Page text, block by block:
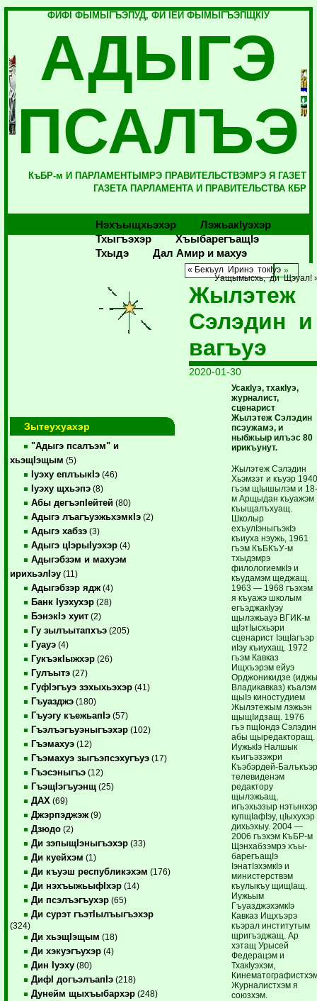
ФИФI ФЫМЫГЪЭПУД, ФИ IЕЙ ФЫМЫГЪЭПЩКIУ
АДЫГЭ
ПСАЛЪЭ
КъБР-м И ПАРЛАМЕНТЫМРЭ ПРАВИТЕЛЬСТВЭМРЭ Я ГАЗЕТ
ГАЗЕТА ПАРЛАМЕНТА И ПРАВИТЕЛЬСТВА КБР
Нэхъыщхьэхэр
Лэжьакlуэхэр
Тхыгъэхэр
Хъыбарегъащlэ
Тхыдэ
Дал Амир и махуэ
Зытеухуахэр
"Адыгэ псалъэм" и
хьэщIэщым (5)
Iуэху еплъыкIэ (46)
Iуэху щхьэпэ (8)
Абы дегъэпIейтей (80)
Адыгэ лъагъуэжьхэмкIэ (2)
Адыгэ хабзэ (3)
Адыгэ цIэрыIуэхэр (4)
Адыгэбзэм и махуэм
ирихьэлIэу (11)
Адыгэбзэр ядж (4)
Банк Iуэхухэр (28)
БэнэкIэ хуит (2)
Гу зылъытапхъэ (205)
Гуауэ (4)
ГукъэкIыжхэр (26)
Гулъытэ (27)
ГуфIэгъуэ зэхыхьэхэр (41)
Гъуазджэ (180)
Гъуэгу къежьапIэ (57)
Гъэлъэгъуэныгъэхэр (102)
Гъэмахуэ (12)
Гъэмахуэ зыгъэпсэхугъуэ (17)
Гъэсэныгъэ (12)
ГъэщIэгъуэнщ (25)
ДАХ (69)
Джэрпэджэж (9)
Дзюдо (2)
Ди зэпыщIэныгъэхэр (33)
Ди куейхэм (1)
Ди къуэш республикэхэм (176)
Ди нэхъыжьыфIхэр (14)
Ди псэлъэгъухэр (65)
Ди сурэт гъэтIылъыгъэхэр
(324)
Ди хьэщIэщым (18)
Ди хэкуэгъухэр (4)
Дин Iуэху (80)
ДифI догъэлъапIэ (218)
Дунейм щыхъыбархэр (248)
« Бекъул Иринэ токIуэ
Уащымысхь, ди Щэуал!
Жылэтеж
Сэлэдин и
вагъуэ
2020-01-30
УсакIуэ, тхакIуэ,
журналист,
сценарист
Жылэтеж Сэлэдин
псэужамэ, и
ныбжьыр илъэс 80
ирикъунут.
Жылэтеж Сэлэдин
Хьэмзэт и къуэр
гъэм щIышылэм и
м Арщыдан къуажэм
къыщалъхуащ.
Школыр
ехъулIэныгъэкIэ
къиуха нэужь, 1961
гъэм КъБКъУ-м
тхыдэмрэ
филологиемкIэ и
къудамэм щеджащ.
1963 — 1968 гъэхэм
я къуажэ школым
егъэджакIуэу
щылэжьауэ ВГИК-м
щIэтIысхьэри
сценарист IэщIагъэр
иIэу къиухащ. 1972
гъэм Кавказ
Ищхъэрэм ейуэ
Орджоникидзе
Владикавказ) къалэм
щыIэ киностудием
Жылэтежым лэжьэн
щыщIидзащ. 1976
гъэ пщIондэ Сэлэдин
абы щыредакторащ.
ИужькIэ Налшык
къигъэзэжри
Къэбэрдей-
телевиденэм
редактору
щылэжьащ,
игъэхьэзыр
купщIафIэу, цIыхухэр
дихьэхыу. 2004 —
2006 гъэхэм КъБР-м
Щэнхабзэмрэ хъы-
барегъащIэ
IэнатIэхэмкIэ и
министерствэм
къулыкъу щищIащ.
Иужьым
ГъуазджэхэмкIэ
Кавказ Ищхъэрэ
къэрал институтым
щригъэджащ. Ар
хэтащ Урысей
Федерацэм и
ТхакIуэхэм,
Журналистхэм я
союзхэм.